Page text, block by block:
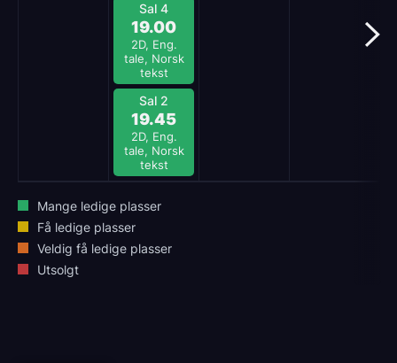
Sal 4
19.00
2D, Eng.
tale, Norsk
tekst
Sal 2
19.45
2D, Eng.
tale, Norsk
tekst
Mange ledige plasser
Få ledige plasser
Veldig få ledige plasser
Utsolgt